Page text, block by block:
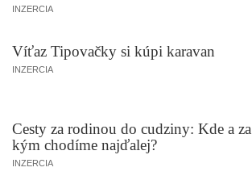
INZERCIA
Víťaz Tipovačky si kúpi karavan
INZERCIA
Cesty za rodinou do cudziny: Kde a za
kým chodíme najďalej?
INZERCIA